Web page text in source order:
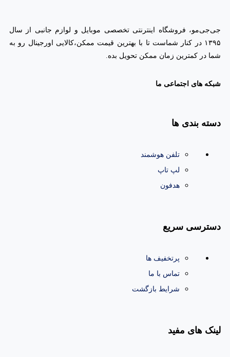
جی‌جی‌مو، فروشگاه اینترنتی تخصصی موبایل و لوازم جانبی از سال
۱۳۹۵ در کنار شماست تا با بهترین قیمت ممکن،‌کالایی اورجینال رو به
شما در کمترین زمان ممکن تحویل بده.
شبکه های اجتماعی ما
دسته بندی ها
تلفن هوشمند
لپ تاپ
هدفون
دسترسی سریع
پرتخفیف ها
تماس با ما
شرایط بازگشت
لینک های مفید